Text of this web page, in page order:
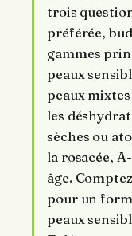
trois
préférée,
gammes
peaux
peaux
les
sèches ou
la rosacée,
âge.
pour un
peaux